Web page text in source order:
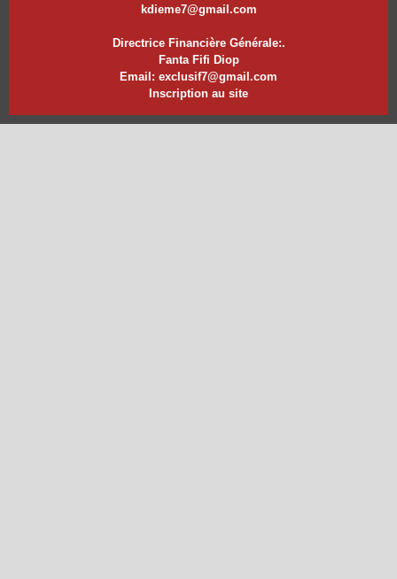
kdieme7@gmail.com
Directrice Financière Générale:.
Fanta Fifi Diop
Email: exclusif7@gmail.com
Inscription au site